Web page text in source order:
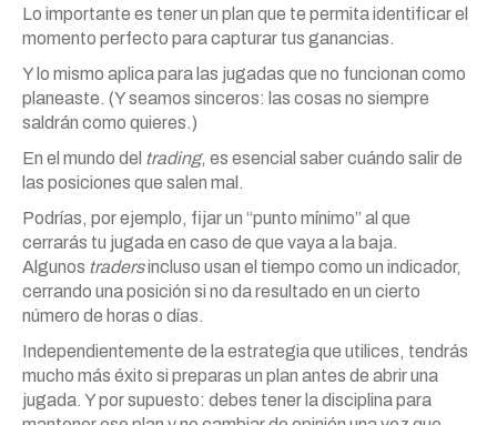
Lo importante es tener un plan que te permita identificar el
momento perfecto para capturar tus ganancias.
Y lo mismo aplica para las jugadas que no funcionan como
planeaste. (Y seamos sinceros: las cosas no siempre
saldrán como quieres.)
En el mundo del trading, es esencial saber cuándo salir de
las posiciones que salen mal.
Podrías, por ejemplo, fijar un “punto mínimo” al que
cerrarás tu jugada en caso de que vaya a la baja.
Algunos tradersincluso usan el tiempo como un indicador,
cerrando una posición si no da resultado en un cierto
número de horas o días.
Independientemente de la estrategia que utilices, tendrás
mucho más éxito si preparas un plan antes de abrir una
jugada. Y por supuesto: debes tener la disciplina para